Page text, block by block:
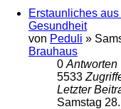
Erstaunliches
Gesundheit
von Peduli »
Brauhaus
0 Antworten
5533
Letzter
Samstag